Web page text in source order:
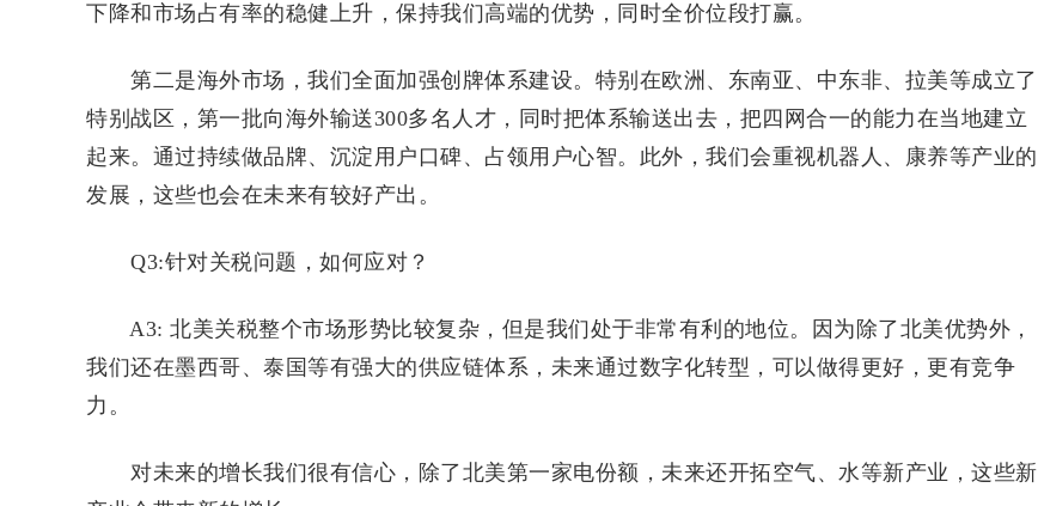
下降和市场占有率的稳健上升，保持我们高端的优势，同时全价位段打赢。
第二是海外市场，我们全面加强创牌体系建设。特别在欧洲、东南亚、中东非、拉美等成立了
特别战区，第一批向海外输送300多名人才，同时把体系输送出去，把四网合一的能力在当地建立
起来。通过持续做品牌、沉淀用户口碑、占领用户心智。此外，我们会重视机器人、康养等产业的
发展，这些也会在未来有较好产出。
Q3:针对关税问题，如何应对？
A3: 北美关税整个市场形势比较复杂，但是我们处于非常有利的地位。因为除了北美优势外，
我们还在墨西哥、泰国等有强大的供应链体系，未来通过数字化转型，可以做得更好，更有竞争
力。
对未来的增长我们很有信心，除了北美第一家电份额，未来还开拓空气、水等新产业，这些新